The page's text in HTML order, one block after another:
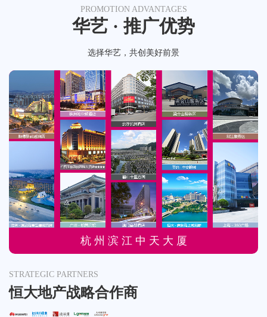
PROMOTION ADVANTAGES
华艺 · 推广优势
选择华艺，共创美好前景
杭 州 滨 江 中 天 大 厦
STRATEGIC PARTNERS
恒大地产战略合作商